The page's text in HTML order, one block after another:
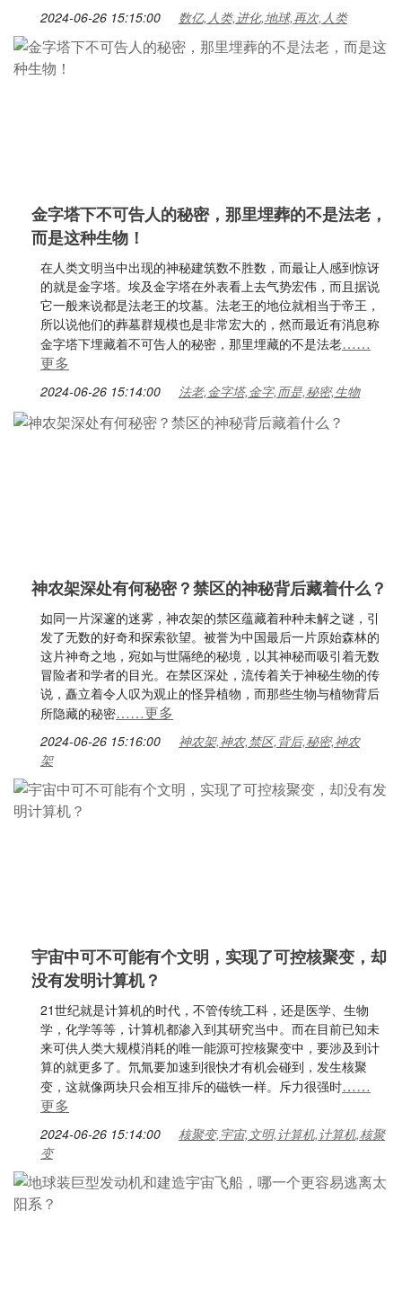
2024-06-26 15:15:00 数亿,人类,进化,地球,再次,人类
金字塔下不可告人的秘密，那里埋葬的不是法老，
而是这种生物！
在人类文明当中出现的神秘建筑数不胜数，而最让人感到惊讶
的就是金字塔。埃及金字塔在外表看上去气势宏伟，而且据说
它一般来说都是法老王的坟墓。法老王的地位就相当于帝王，
所以说他们的葬墓群规模也是非常宏大的，然而最近有消息称
金字塔下埋藏着不可告人的秘密，那里埋藏的不是法老……
更多
2024-06-26 15:14:00 法老,金字塔,金字,而是,秘密,生物
神农架深处有何秘密？禁区的神秘背后藏着什么？
如同一片深邃的迷雾，神农架的禁区蕴藏着种种未解之谜，引
发了无数的好奇和探索欲望。被誉为中国最后一片原始森林的
这片神奇之地，宛如与世隔绝的秘境，以其神秘而吸引着无数
冒险者和学者的目光。在禁区深处，流传着关于神秘生物的传
说，矗立着令人叹为观止的怪异植物，而那些生物与植物背后
所隐藏的秘密……更多
2024-06-26 15:16:00
神农架,神农,禁区,背后,秘密,神农
架
宇宙中可不可能有个文明，实现了可控核聚变，却
没有发明计算机？
21世纪就是计算机的时代，不管传统工科，还是医学、生物
学，化学等等，计算机都渗入到其研究当中。而在目前已知未
来可供人类大规模消耗的唯一能源可控核聚变中，要涉及到计
算的就更多了。氘氚要加速到很快才有机会碰到，发生核聚
变，这就像两块只会相互排斥的磁铁一样。斥力很强时……
更多
2024-06-26 15:14:00
核聚变,宇宙,文明,计算机,计算机,核聚
变